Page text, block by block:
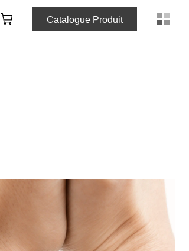
Catalogue Produit